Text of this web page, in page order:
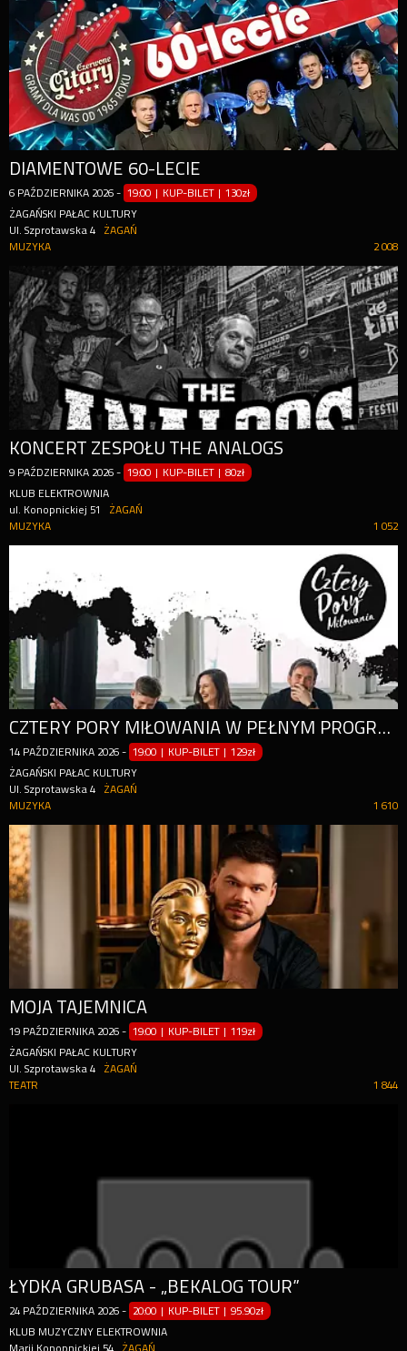
DIAMENTOWE 60-LECIE
6 PAŹDZIERNIKA 2026 - 19:00 | KUP-BILET |130zł
ŻAGAŃSKI PAŁAC KULTURY
Ul. Szprotawska 4
ŻAGAŃ
2 008
MUZYKA
KONCERT ZESPOŁU THE ANALOGS
9 PAŹDZIERNIKA 2026 - 19:00 | KUP-BILET |80zł
KLUB ELEKTROWNIA
ul. Konopnickiej 51
ŻAGAŃ
1 052
MUZYKA
CZTERY PORY MIŁOWANIA W PEŁNYM PROGRAMIE KONCERTOWYM
14 PAŹDZIERNIKA 2026 - 19:00 | KUP-BILET |129zł
ŻAGAŃSKI PAŁAC KULTURY
Ul. Szprotawska 4
ŻAGAŃ
1 610
MUZYKA
MOJA TAJEMNICA
19 PAŹDZIERNIKA 2026 - 19:00 | KUP-BILET |119zł
ŻAGAŃSKI PAŁAC KULTURY
Ul. Szprotawska 4
ŻAGAŃ
1 844
TEATR
ŁYDKA GRUBASA - „BEKALOG TOUR”
24 PAŹDZIERNIKA 2026 - 20:00 | KUP-BILET |95.90zł
KLUB MUZYCZNY ELEKTROWNIA
Marii Konopnickiej 54
ŻAGAŃ